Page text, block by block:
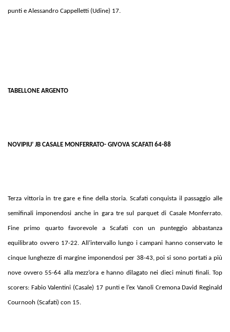
punti e Alessandro Cappelletti (Udine) 17.
TABELLONE ARGENTO
NOVIPIU’ JB CASALE MONFERRATO- GIVOVA SCAFATI 64-88
Terza vittoria in tre gare e fine della storia. Scafati conquista il passaggio alle
semifinali imponendosi anche in gara tre sul parquet di Casale Monferrato.
Fine primo quarto favorevole a Scafati con un punteggio abbastanza
equilibrato ovvero 17-22. All’intervallo lungo i campani hanno conservato le
cinque lunghezze di margine imponendosi per 38-43, poi si sono portati a più
nove ovvero 55-64 alla mezz’ora e hanno dilagato nei dieci minuti finali. Top
scorers: Fabio Valentini (Casale) 17 punti e l’ex Vanoli Cremona David Reginald
Cournooh (Scafati) con 15.